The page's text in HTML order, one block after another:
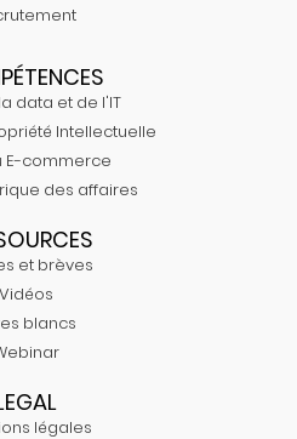
data et de l'IT
Intellectuelle
E-commerce
des affaires
et brèves
Vidéos
blancs
légales